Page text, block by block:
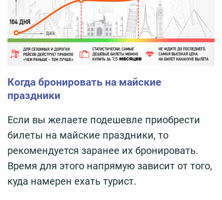
Когда бронировать на майские
праздники
Если вы желаете подешевле приобрести
билеты на майские праздники, то
рекомендуется заранее их бронировать.
Время для этого напрямую зависит от того,
куда намерен ехать турист.